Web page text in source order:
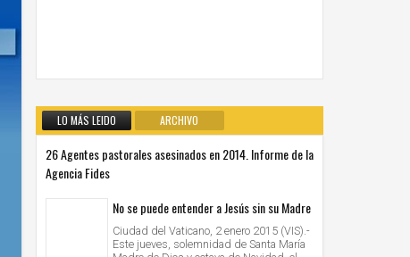
LO MÁS LEIDO ARCHIVO
26 Agentes pastorales asesinados en 2014. Informe de la
Agencia Fides
No se puede entender a Jesús sin su Madre
Ciudad del Vaticano, 2 enero 2015 (VIS).-
Este jueves, solemnidad de Santa María